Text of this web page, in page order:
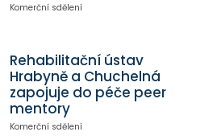
Komerční sdělení
Rehabilitační ústav
Hrabyně a Chuchelná
zapojuje do péče peer
mentory
Komerční sdělení